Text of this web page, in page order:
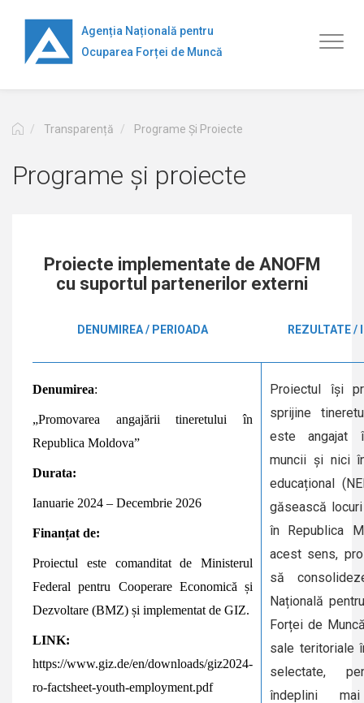
conţinutul
principal
Agenția Națională pentru
Ocuparea Forței de Muncă
Transparență Programe Și Proiecte
Programe și proiecte
Proiecte implementate de ANOFM
cu suportul partenerilor externi
DENUMIREA / PERIOADA REZULTATE /
Denumirea:
„Promovarea angajării tineretului în
Republica Moldova”
Durata:
Ianuarie 2024 – Decembrie 2026
Finanțat de:
Proiectul este comanditat de Ministerul
Federal pentru Cooperare Economică și
Dezvoltare (BMZ) și implementat de GIZ.
LINK:
https://www.giz.de/en/downloads/giz2024-
ro-factsheet-youth-employment.pdf
Proiectul își
sprijine
este angajat
muncii și nici
educațional
găsească
în Republica
acest sens,
să
Națională
Forței de
sale teritoriale
selectate,
îndeplini